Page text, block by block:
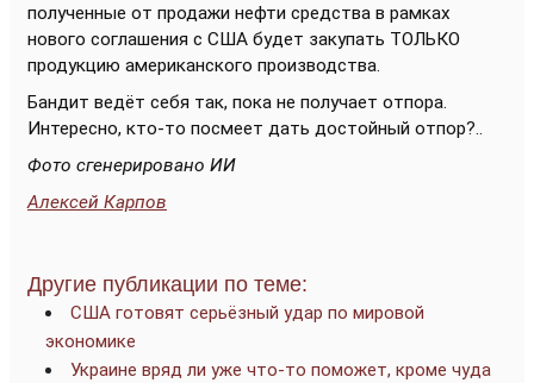
полученные от продажи нефти средства в рамках
нового соглашения с США будет закупать ТОЛЬКО
продукцию американского производства.
Бандит ведёт себя так, пока не получает отпора.
Интересно, кто-то посмеет дать достойный отпор?..
Фото сгенерировано ИИ
Алексей Карпов
Другие публикации по теме:
США готовят серьёзный удар по мировой
экономике
Украине вряд ли уже что-то поможет, кроме чуда